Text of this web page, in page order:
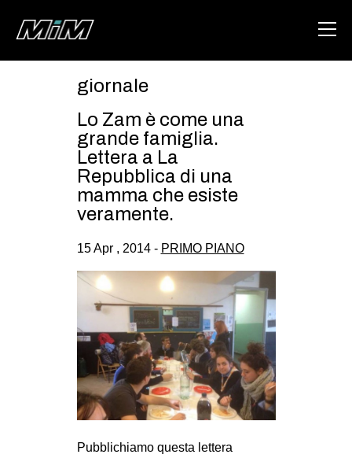
ABOUT
AREA
DEGENERAZIONE
GAZA FREESTYLE
CSOA LAMBRETTA
MSM
STUDENTI TSUNAMI
ZAM
MILANO
MOBILITAZIONI
SPAZI
SPORT POPOLARE
giornale
Lo Zam è come una
grande famiglia.
Lettera a La
Repubblica di una
mamma che esiste
veramente.
15 Apr , 2014 - PRIMO PIANO
Pubblichiamo questa lettera